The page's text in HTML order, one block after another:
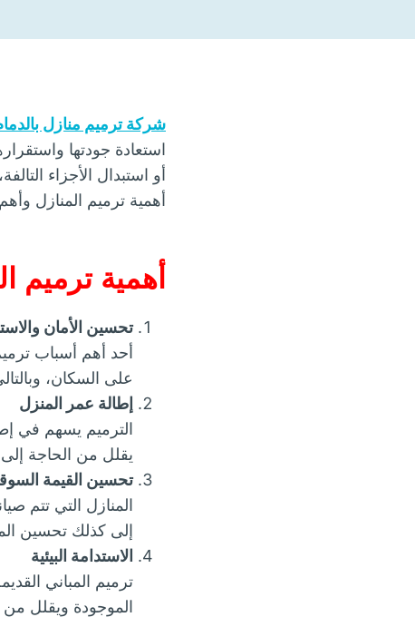
شركة ترميم منازل
استعادة جودتها
أو استبدال الأجزاء
أهمية ترميم المنازل
أهمية ترميم
تحسين الأمان
أحد أهم أسباب
على السكان،
إطالة عمر المنزل
الترميم يسهم في
يقلل من الحاجة إلى
تحسين القيمة
المنازل التي تتم
إلى كذلك تحسين
الاستدامة البيئية
ترميم المباني
الموجودة ويقلل من